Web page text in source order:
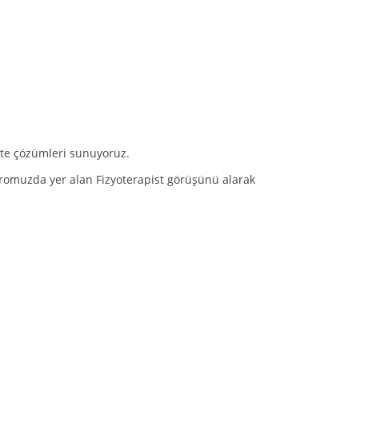
çözümleri sunuyoruz.
yer alan Fizyoterapist görüşünü alarak